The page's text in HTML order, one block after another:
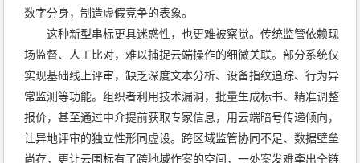
数字分身，制造虚假竞争的表象。
这种新型串标更具迷惑性，也更难被察觉。传统监管依赖现
场监督、人工比对，难以捕捉云端操作的细微关联。部分系统仅
实现基础线上评审，缺乏深度文本分析、设备指纹追踪、行为异
常监测等功能。组织者利用技术漏洞，批量生成标书、精准调整
报价，甚至通过中介提前获取专家信息，用云端暗号传递倾向，
让异地评审的独立性形同虚设。跨区域监管协同不足、数据壁垒
尚存，更让云围标有了跨地域作案的空间，一处案发难牵出全链